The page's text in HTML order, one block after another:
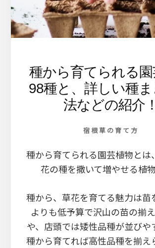
い
ま
す
種から育てられる
98種と、詳しい種
法などの紹介！
宿根草の育て方
種から育てられる園芸植物とは
花の種を撒いて増やせる植物
種から、草花を育てる魅力は苗
よりも低予算で沢山の苗の揃
や、店頭では矮性品種が並びや
種から育てれば高性品種を揃え